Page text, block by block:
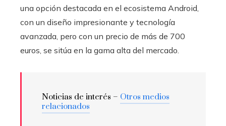
una opción destacada en el ecosistema Android,
con un diseño impresionante y tecnología
avanzada, pero con un precio de más de 700
euros, se sitúa en la gama alta del mercado.
Noticias de interés – Otros medios
relacionados